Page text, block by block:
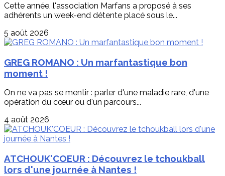
Cette année, l'association Marfans a proposé à ses
adhérents un week-end détente placé sous le...
5 août 2026
GREG ROMANO : Un marfantastique bon
moment !
On ne va pas se mentir : parler d'une maladie rare, d'une
opération du cœur ou d'un parcours...
4 août 2026
ATCHOUK'COEUR : Découvrez le tchoukball
lors d'une journée à Nantes !